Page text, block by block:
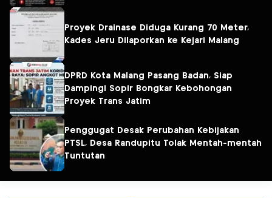
Proyek Drainase Diduga Kurang 70 Meter,
Kades Jeru Dilaporkan ke Kejari Malang
DPRD Kota Malang Pasang Badan, Siap
Dampingi Sopir Bongkar Kebohongan
Proyek Trans Jatim
Penggugat Desak Perubahan Kebijakan
PTSL, Desa Randupitu Tolak Mentah-mentah
Tuntutan